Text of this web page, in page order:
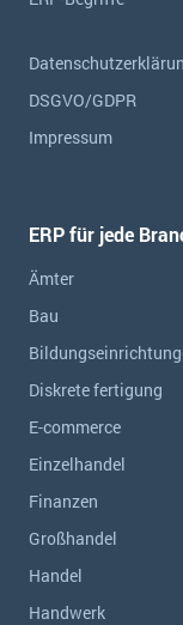
DSGVO/GDPR
Impressum
ERP für jede
Ämter
Bau
Diskrete fertigung
E-commerce
Einzelhandel
Finanzen
Großhandel
Handel
Handwerk